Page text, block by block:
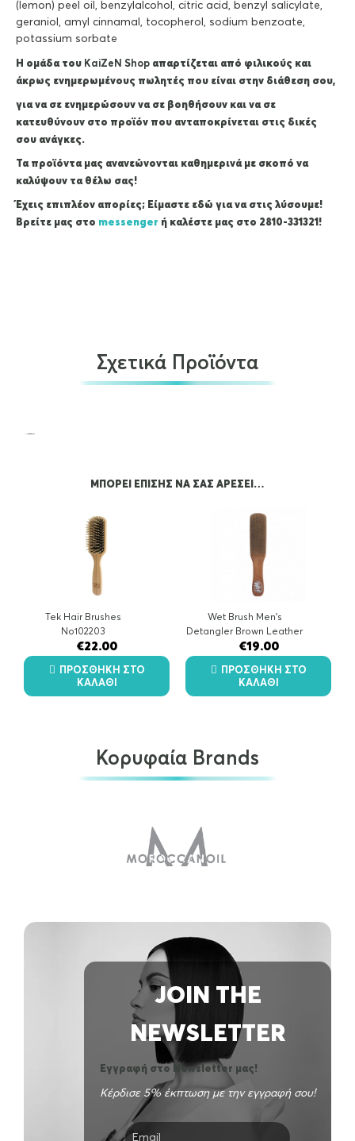
(lemon) peel oil, benzylalcohol, citric acid, benzyl salicylate,
geraniol, amyl cinnamal, tocopherol, sodium benzoate,
potassium sorbate
Η ομάδα του KaiZeΝ Shop απαρτίζεται από φιλικούς και
άκρως ενημερωμένους πωλητές που είναι στην διάθεση σου,
για να σε ενημερώσουν να σε βοηθήσουν και να σε
κατευθύνουν στο προϊόν που ανταποκρίνεται στις δικές
σου ανάγκες.
Τα προϊόντα μας ανανεώνονται καθημερινά με σκοπό να
καλύψουν τα θέλω σας!
Έχεις επιπλέον απορίες; Είμαστε εδώ για να στις λύσουμε!
Βρείτε μας στο messenger ή καλέστε μας στο 2810-331321!
Σχετικά Προϊόντα
Acqua di Parma Moisturizing Eye Cream…
OUT OF STOCK
ΜΠΟΡΕΊ ΕΠΊΣΗΣ ΝΑ ΣΑΣ ΑΡΈΣΕΙ…
Tek Hair Brushes
Νο102203
€22.00
ΠΡΟΣΘΉΚΗ ΣΤΟ
ΚΑΛΆΘΙ
Wet Brush Men's
Detangler Brown Leather
€19.00
ΠΡΟΣΘΉΚΗ ΣΤΟ
ΚΑΛΆΘΙ
Κορυφαία Brands
JOIN THE
NEWSLETTER
Εγγραφή στο Newsletter μας!
Κέρδισε 5% έκπτωση με την εγγραφή σου!